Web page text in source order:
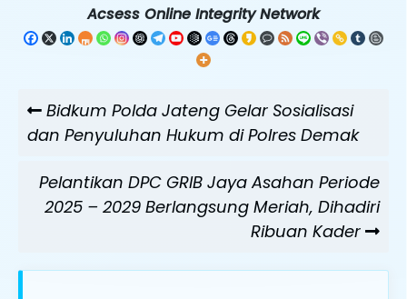
Acsess Online Integrity Network
posPrevious
Post
Bidkum Polda Jateng Gelar Sosialisasi
dan Penyuluhan Hukum di Polres Demak
Next
Post
Pelantikan DPC GRIB Jaya Asahan Periode
2025 – 2029 Berlangsung Meriah, Dihadiri
Ribuan Kader